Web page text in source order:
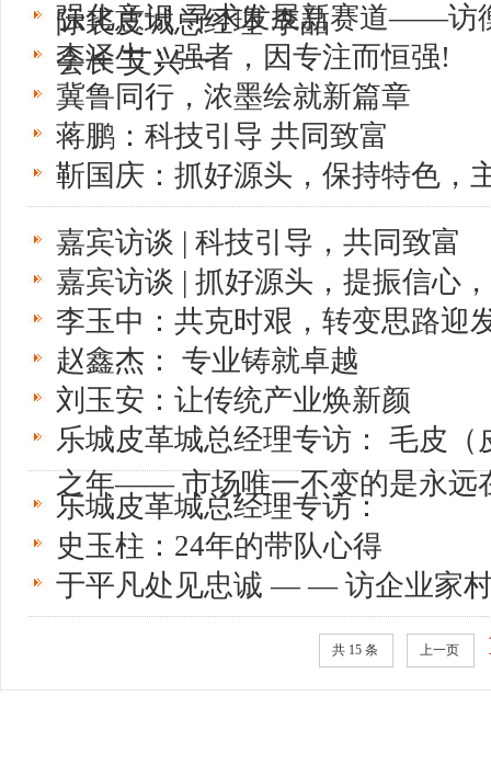
际裘皮城总经理 李晶
强化意识 寻求发展新赛道——访
会长 艾兴一
李泽生：强者，因专注而恒强!
冀鲁同行，浓墨绘就新篇章
蒋鹏：科技引导 共同致富
靳国庆：抓好源头，保持特色，
嘉宾访谈 | 科技引导，共同致富
嘉宾访谈 | 抓好源头，提振信心
李玉中：共克时艰，转变思路迎
赵鑫杰： 专业铸就卓越
刘玉安：让传统产业焕新颜
乐城皮革城总经理专访： 毛皮
之年—— 市场唯一不变的是永远
乐城皮革城总经理专访：
史玉柱：24年的带队心得
于平凡处见忠诚 — — 访企业家
共 15 条 上一页